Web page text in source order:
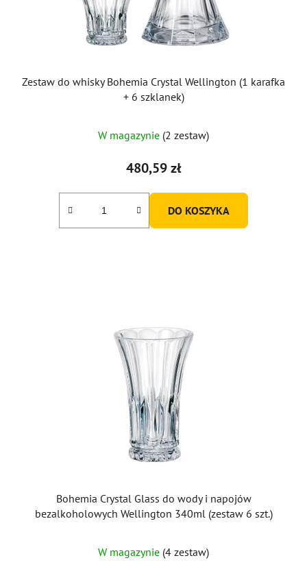
Zestaw do whisky Bohemia Crystal Wellington (1 karafka
+ 6 szklanek)
W magazynie (2 zestaw)
480,59 zł
DO KOSZYKA
Bohemia Crystal Glass do wody i napojów
bezalkoholowych Wellington 340ml (zestaw 6 szt.)
ocena
W magazynie (4 zestaw)